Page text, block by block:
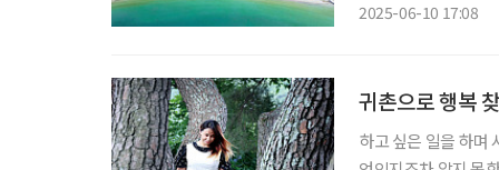
2025-06-10 17:08
귀촌으로 행복
하고 싶은 일을 하며